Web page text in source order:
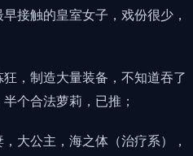
接触的皇室女子，戏份很少，
，制造大量装备，不知道吞了
个合法萝莉，已推；
大公主，海之体（治疗系），